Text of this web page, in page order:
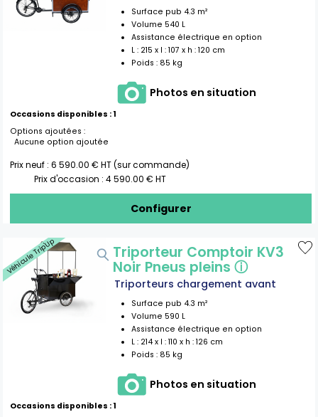
Surface pub 4.3 m²
Volume 540 L
Assistance électrique en option
L : 215 x l :107 x h :120 cm
Poids : 85 kg
Photos en situation
Occasions disponibles : 1
Options ajoutées :
Aucune option ajoutée
Prix neuf :6 590.00 € HT (sur commande)
Prix d'occasion : 4 590.00 € HT
Configurer
Véhicule Trip'Up Triporteur Comptoir KV3
Noir Pneus pleins ⓘ
Triporteurs chargement avant
Surface pub 4.3 m²
Volume 590 L
Assistance électrique en option
L : 214 x l :110 x h :126 cm
Poids : 85 kg
Photos en situation
Occasions disponibles : 1